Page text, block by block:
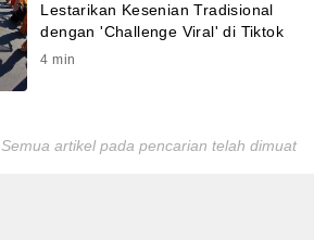
Lestarikan Kesenian Tradisional
dengan 'Challenge Viral' di Tiktok
4 min
Semua artikel pada pencarian telah dimuat